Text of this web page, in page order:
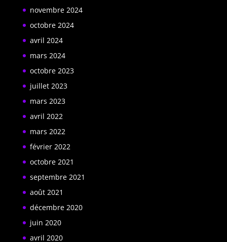
novembre 2024
octobre 2024
avril 2024
mars 2024
octobre 2023
juillet 2023
mars 2023
avril 2022
mars 2022
février 2022
octobre 2021
septembre 2021
août 2021
décembre 2020
juin 2020
avril 2020